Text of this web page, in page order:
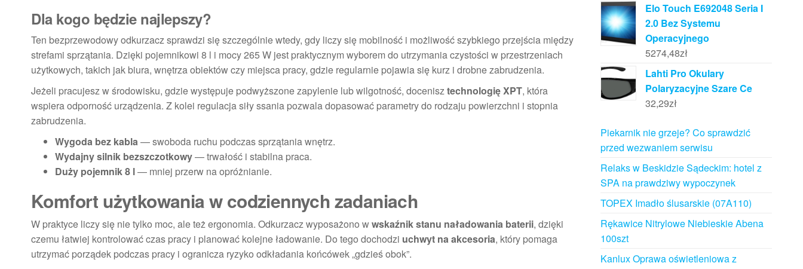
Dla kogo będzie najlepszy?
Ten bezprzewodowy odkurzacz sprawdzi się szczególnie wtedy, gdy liczy się mobilność i możliwość szybkiego przejścia między
strefami sprzątania. Dzięki pojemnikowi 8 l i mocy 265 W jest praktycznym wyborem do utrzymania czystości w przestrzeniach
użytkowych, takich jak biura, wnętrza obiektów czy miejsca pracy, gdzie regularnie pojawia się kurz i drobne zabrudzenia.
Jeżeli pracujesz w środowisku, gdzie występuje podwyższone zapylenie lub wilgotność, docenisztechnologię XPT, która
wspiera odporność urządzenia. Z kolei regulacja siły ssania pozwala dopasować parametry do rodzaju powierzchni i stopnia
zabrudzenia.
Wygoda bez kabla— swoboda ruchu podczas sprzątania wnętrz.
Wydajny silnik bezszczotkowy— trwałość i stabilna praca.
Duży pojemnik 8 l— mniej przerw na opróżnianie.
Komfort użytkowania w codziennych zadaniach
W praktyce liczy się nie tylko moc, ale też ergonomia. Odkurzacz wyposażono wwskaźnik stanu naładowania baterii, dzięki
czemu łatwiej kontrolować czas pracy i planować kolejne ładowanie. Do tego dochodzi uchwyt na akcesoria, który pomaga
utrzymać porządek podczas pracy i ogranicza ryzyko odkładania końcówek „gdzieś obok”.
Elo Touch E692048 Seria I
2.0 Bez Systemu
Operacyjnego
5274,48zł
Lahti Pro Okulary
Polaryzacyjne Szare Ce
32,29zł
Piekarnik nie grzeje? Co sprawdzić
przed wezwaniem serwisu
Relaks w Beskidzie Sądeckim: hotel z
SPA na prawdziwy wypoczynek
TOPEX Imadło ślusarskie (07A110)
Rękawice Nitrylowe Niebieskie Abena
100szt
Kanlux Oprawa oświetleniowa z